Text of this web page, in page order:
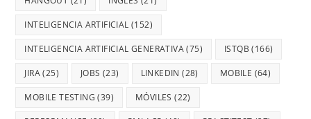
INTELIGENCIA ARTIFICIAL (152)
INTELIGENCIA ARTIFICIAL GENERATIVA(75) ISTQB (166)
JIRA(25) JOBS (23) LINKEDIN (28) MOBILE (64)
MOBILE TESTING (39) MÓVILES (22)